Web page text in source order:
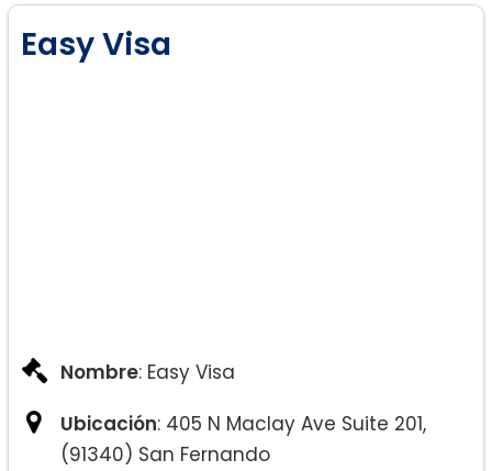
Easy Visa
Nombre: Easy Visa
Ubicación: 405 N Maclay Ave Suite 201,
(91340) San Fernando